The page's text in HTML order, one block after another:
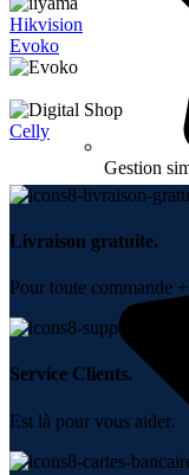
Gestion
Hikvision
Evoko
Celly
Livraison gratuite.
Pour toute commande
Service Clients.
Est là pour vous aider.